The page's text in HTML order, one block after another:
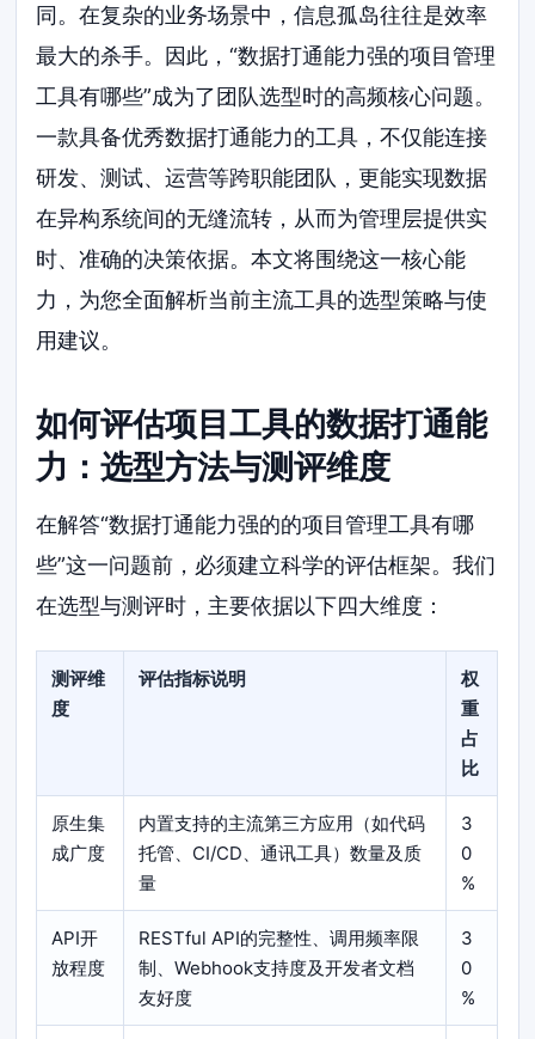
同。在复杂的业务场景中，信息孤岛往往是效率
最大的杀手。因此，“数据打通能力强的项目管理
工具有哪些”成为了团队选型时的高频核心问题。
一款具备优秀数据打通能力的工具，不仅能连接
研发、测试、运营等跨职能团队，更能实现数据
在异构系统间的无缝流转，从而为管理层提供实
时、准确的决策依据。本文将围绕这一核心能
力，为您全面解析当前主流工具的选型策略与使
用建议。
如何评估项目工具的数据打通能
力：选型方法与测评维度
在解答“数据打通能力强的的项目管理工具有哪
些”这一问题前，必须建立科学的评估框架。我们
在选型与测评时，主要依据以下四大维度：
测评维
度
评估指标说明
权
重
占
比
原生集
成广度
内置支持的主流第三方应用（如代码
托管、CI/CD、通讯工具）数量及质
量
3
0
%
API开
放程度
RESTful API的完整性、调用频率限
制、Webhook支持度及开发者文档
友好度
3
0
%